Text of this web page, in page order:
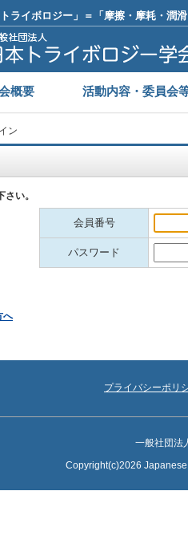
トライボロジー」＝「摩擦・摩耗・潤
概要 活動内容・委員会
ン
い。
会員番号
パスワード
へ
プライバシーポリ
一般社団法
Copyright(c)2026